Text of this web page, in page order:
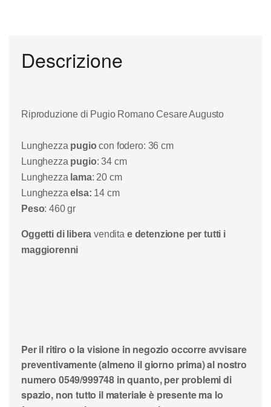
Descrizione
Riproduzione di Pugio Romano Cesare Augusto
Lunghezza pugio con fodero: 36 cm
Lunghezza pugio: 34 cm
Lunghezza lama: 20 cm
Lunghezzaelsa: 14 cm
Peso: 460 gr
Oggetti di libera vendita e detenzione per tutti i
maggiorenni
Per il ritiro o la visione in negozio occorre avvisare
preventivamente (almeno il giorno prima) al nostro
numero 0549/999748 in quanto, per problemi di
spazio, non tutto il materiale è presente ma lo